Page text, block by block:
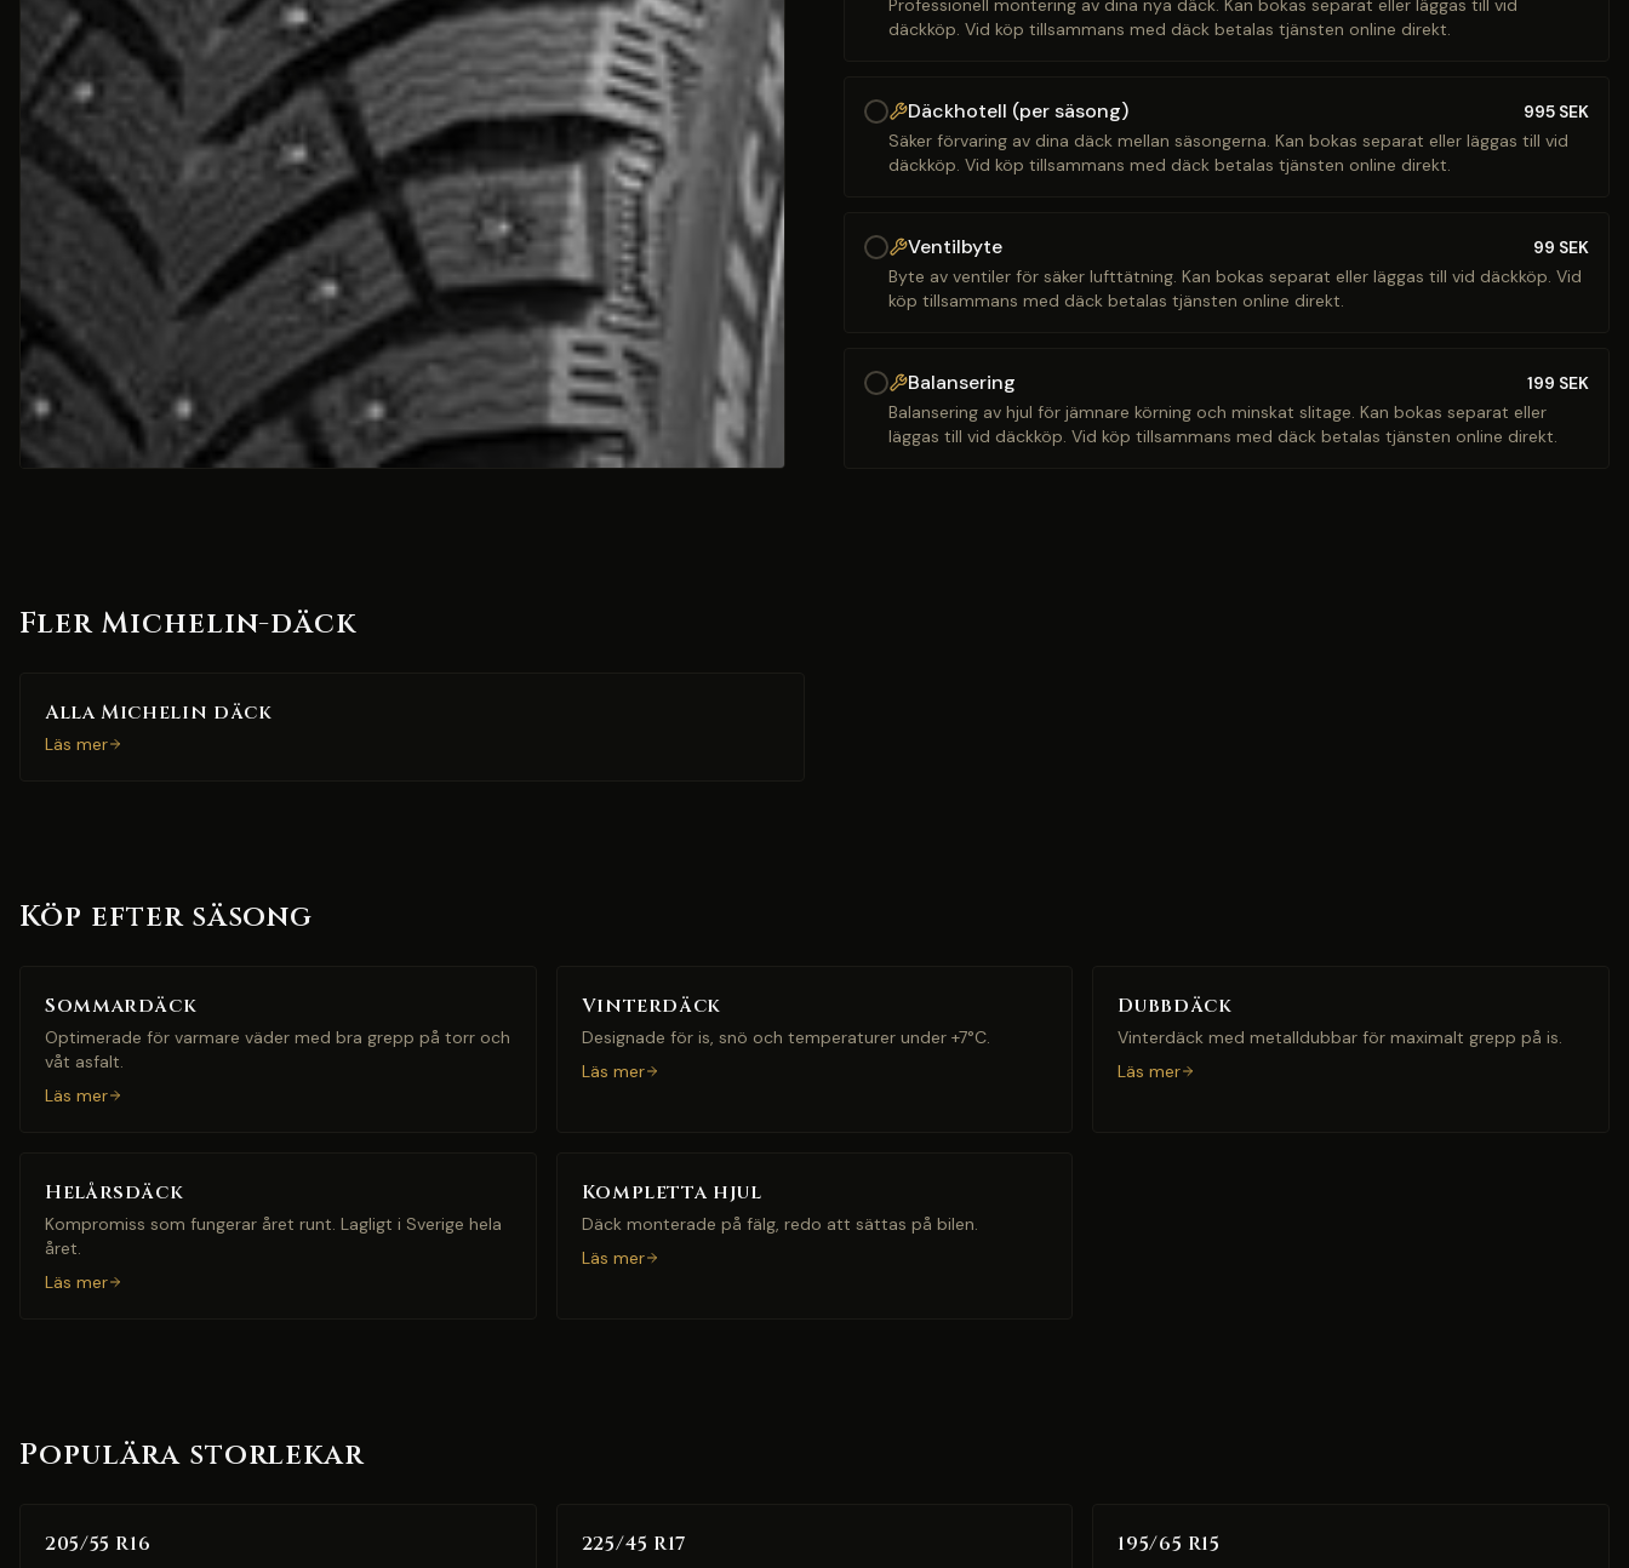
Professionell montering av dina nya däck. Kan bokas separat eller läggas till vid
däckköp. Vid köp tillsammans med däck betalas tjänsten online direkt.
Däckhotell (per säsong) 995 SEK
Säker förvaring av dina däck mellan säsongerna. Kan bokas separat eller läggas till vid
däckköp. Vid köp tillsammans med däck betalas tjänsten online direkt.
Ventilbyte 99 SEK
Byte av ventiler för säker lufttätning. Kan bokas separat eller läggas till vid däckköp. Vid
köp tillsammans med däck betalas tjänsten online direkt.
Balansering 199 SEK
Balansering av hjul för jämnare körning och minskat slitage. Kan bokas separat eller
läggas till vid däckköp. Vid köp tillsammans med däck betalas tjänsten online direkt.
Fler Michelin-däck
Alla Michelin däck
Läs mer
Köp efter säsong
Sommardäck
Optimerade för varmare väder med bra grepp på torr och
våt asfalt.
Läs mer
Vinterdäck
Designade för is, snö och temperaturer under +7°C.
Läs mer
Dubbdäck
Vinterdäck med metalldubbar för maximalt grepp på is.
Läs mer
Helårsdäck
Kompromiss som fungerar året runt. Lagligt i Sverige hela
året.
Läs mer
Kompletta hjul
Däck monterade på fälg, redo att sättas på bilen.
Läs mer
Populära storlekar
205/55 R16 225/45 R17 195/65 R15